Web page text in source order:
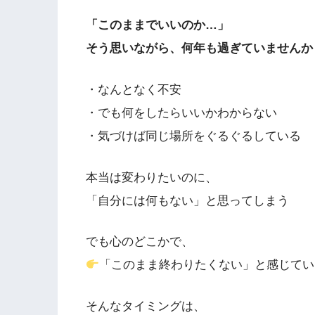
「このままでいいのか…」
そう思いながら、何年も過ぎていません
・なんとなく不安
・でも何をしたらいいかわからない
・気づけば同じ場所をぐるぐるしている
本当は変わりたいのに、
「自分には何もない」と思ってしまう
でも心のどこかで、
「このまま終わりたくない」と感じて
そんなタイミングは、